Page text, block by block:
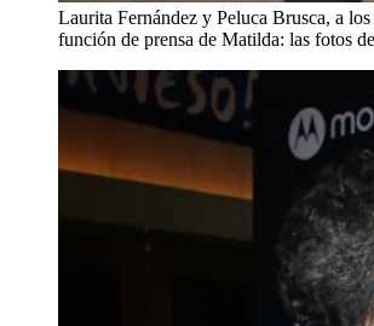
Laurita Fernández y Peluca Brusca, a los
función de prensa de Matilda: las fotos